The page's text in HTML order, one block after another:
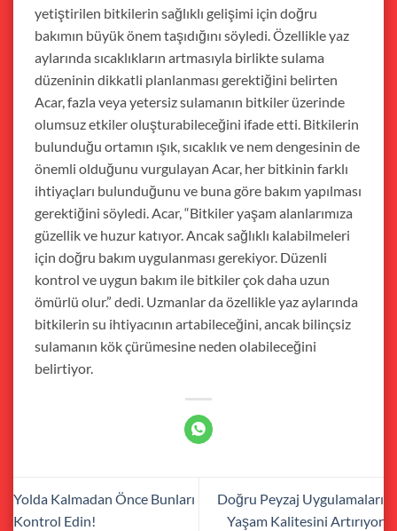
yetiştirilen bitkilerin sağlıklı gelişimi için doğru
bakımın büyük önem taşıdığını söyledi. Özellikle yaz
aylarında sıcaklıkların artmasıyla birlikte sulama
düzeninin dikkatli planlanması gerektiğini belirten
Acar, fazla veya yetersiz sulamanın bitkiler üzerinde
olumsuz etkiler oluşturabileceğini ifade etti. Bitkilerin
bulunduğu ortamın ışık, sıcaklık ve nem dengesinin de
önemli olduğunu vurgulayan Acar, her bitkinin farklı
ihtiyaçları bulunduğunu ve buna göre bakım yapılması
gerektiğini söyledi. Acar, “Bitkiler yaşam alanlarımıza
güzellik ve huzur katıyor. Ancak sağlıklı kalabilmeleri
için doğru bakım uygulanması gerekiyor. Düzenli
kontrol ve uygun bakım ile bitkiler çok daha uzun
ömürlü olur.” dedi. Uzmanlar da özellikle yaz aylarında
bitkilerin su ihtiyacının artabileceğini, ancak bilinçsiz
sulamanın kök çürümesine neden olabileceğini
belirtiyor.
Yolda Kalmadan Önce Bunları
Kontrol Edin!
Doğru Peyzaj Uygulamaları
Yaşam Kalitesini Artırıyor